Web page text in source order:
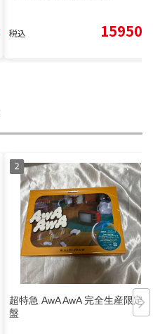
税込 15950
超特急 AwA AwA 完全生産限定
盤